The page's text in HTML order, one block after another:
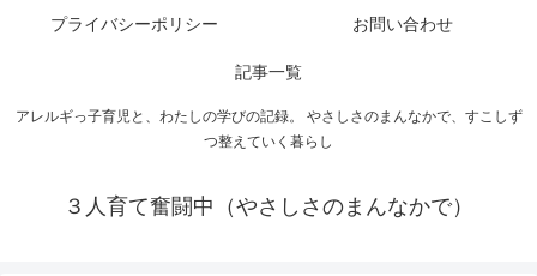
アレルギっ子育児と、わたしの学びの記録。 やさしさのまんなかで、すこしず
つ整えていく暮らし
３人育て奮闘中（やさしさのまんなかで）
プライバシーポリシー お問い合わせ
記事一覧